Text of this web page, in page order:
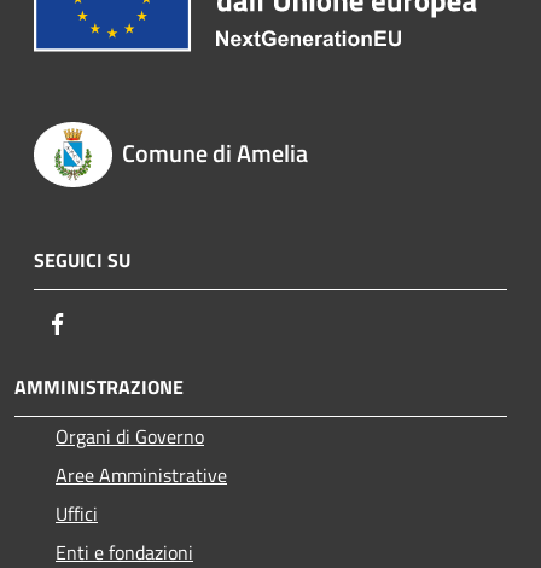
Comune di Amelia
SEGUICI SU
AMMINISTRAZIONE
Organi di Governo
Aree Amministrative
Uffici
Enti e fondazioni